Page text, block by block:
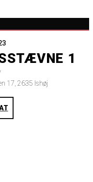
1
17, 2635 Ishøj